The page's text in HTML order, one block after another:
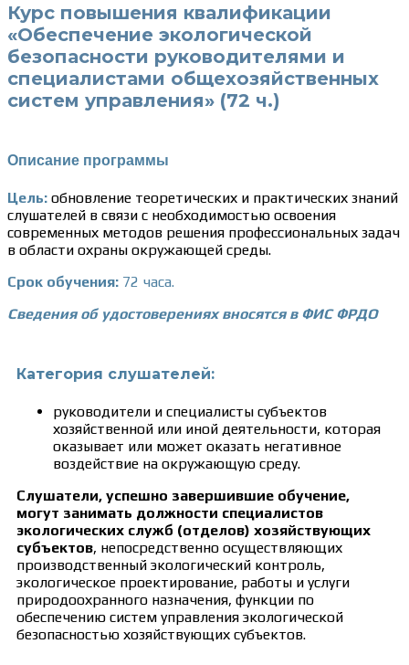
Курс повышения квалификации
«Обеспечение экологической
безопасности руководителями и
специалистами общехозяйственных
систем управления» (72 ч.)
Описание программы
Цель: обновление теоретических и практических знаний
слушателей в связи с необходимостью освоения
современных методов решения профессиональных задач
в области охраны окружающей среды.
Срок обучения: 72 часа.
Сведения об удостоверениях вносятся в ФИС ФРДО
Категория слушателей:
руководители и специалисты субъектов
хозяйственной или иной деятельности, которая
оказывает или может оказать негативное
воздействие на окружающую среду.
Слушатели, успешно завершившие обучение,
могут занимать должности специалистов
экологических служб (отделов) хозяйствующих
субъектов, непосредственно осуществляющих
производственный экологический контроль,
экологическое проектирование, работы и услуги
природоохранного назначения, функции по
обеспечению систем управления экологической
безопасностью хозяйствующих субъектов.